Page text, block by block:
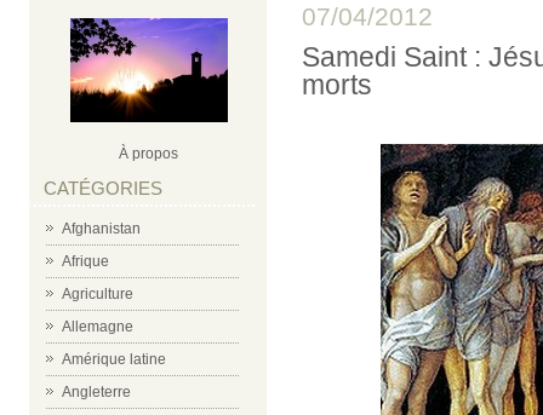
À propos
CATÉGORIES
Afghanistan
Afrique
Agriculture
Allemagne
Amérique latine
Angleterre
07/04/2012
Samedi Saint :
morts